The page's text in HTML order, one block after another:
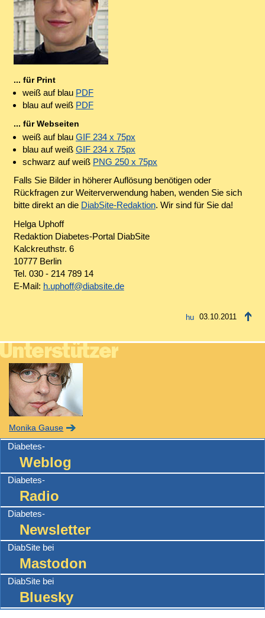
... für Print
weiß auf blau PDF
blau auf weiß PDF
... für Webseiten
weiß auf blau GIF 234 x 75px
blau auf weiß GIF 234 x 75px
schwarz auf weiß PNG 250 x 75px
Falls Sie Bilder in höherer Auflösung benötigen oder
Rückfragen zur Weiterverwendung haben, wenden Sie sich
bitte direkt an die DiabSite-Redaktion. Wir sind für Sie da!
Helga Uphoff
Redaktion Diabetes-Portal DiabSite
Kalckreuthstr. 6
10777 Berlin
Tel. 030 - 214 789 14
E-Mail: h.uphoff@diabsite.de
03.10.2011
Monika Gause
Diabetes-
Weblog
Diabetes-
Radio
Diabetes-
Newsletter
DiabSite bei
Mastodon
DiabSite bei
Bluesky